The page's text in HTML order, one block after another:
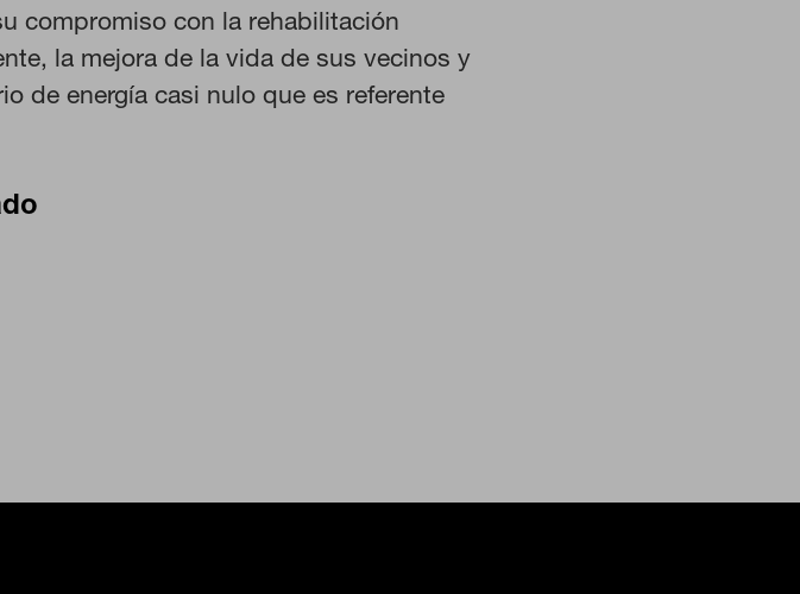
compromiso con la rehabilitación
la mejora de la vida de sus vecinos y
de energía casi nulo que es referente
al pie de la página. También puedes consultar nuestra